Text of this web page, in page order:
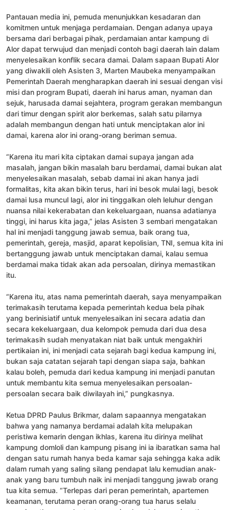
Pantauan media ini, pemuda menunjukkan kesadaran dan
komitmen untuk menjaga perdamaian. Dengan adanya upaya
bersama dari berbagai pihak, perdamaian antar kampung di
Alor dapat terwujud dan menjadi contoh bagi daerah lain dalam
menyelesaikan konflik secara damai. Dalam sapaan Bupati Alor
yang diwakili oleh Asisten 3, Marten Maubeka menyampaikan
Pemerintah Daerah mengharapkan daerah ini sesuai dengan visi
misi dan program Bupati, daerah ini harus aman, nyaman dan
sejuk, harusada damai sejahtera, program gerakan membangun
dari timur dengan spirit alor berkemas, salah satu pilarnya
adalah membangun dengan hati untuk menciptakan alor ini
damai, karena alor ini orang-orang beriman semua.
“Karena itu mari kita ciptakan damai supaya jangan ada
masalah, jangan bikin masalah baru berdamai, damai bukan alat
menyelesaikan masalah, sebab damai ini akan hanya jadi
formalitas, kita akan bikin terus, hari ini besok mulai lagi, besok
damai lusa muncul lagi, alor ini tinggalkan oleh leluhur dengan
nuansa nilai kekerabatan dan kekeluargaan, nuansa adatianya
tinggi, ini harus kita jaga,” jelas Asisten 3 sembari mengatakan
hal ini menjadi tanggung jawab semua, baik orang tua,
pemerintah, gereja, masjid, aparat kepolisian, TNI, semua kita ini
bertanggung jawab untuk menciptakan damai, kalau semua
berdamai maka tidak akan ada persoalan, dirinya memastikan
itu.
“Karena itu, atas nama pemerintah daerah, saya menyampaikan
terimakasih terutama kepada pemerintah kedua bela pihak
yang berinisiatif untuk menyelesaikan ini secara adatia dan
secara kekeluargaan, dua kelompok pemuda dari dua desa
terimakasih sudah menyatakan niat baik untuk mengakhiri
pertikaian ini, ini menjadi cata sejarah bagi kedua kampung ini,
bukan saja catatan sejarah tapi dengan siapa saja, bahkan
kalau boleh, pemuda dari kedua kampung ini menjadi panutan
untuk membantu kita semua menyelesaikan persoalan-
persoalan secara baik diwilayah ini,” pungkasnya.
Ketua DPRD Paulus Brikmar, dalam sapaannya mengatakan
bahwa yang namanya berdamai adalah kita melupakan
peristiwa kemarin dengan ikhlas, karena itu dirinya melihat
kampung domloli dan kampung pisang ini ia ibaratkan sama hal
dengan satu rumah hanya beda kamar saja sehingga kaka adik
dalam rumah yang saling silang pendapat lalu kemudian anak-
anak yang baru tumbuh naik ini menjadi tanggung jawab orang
tua kita semua. “Terlepas dari peran pemerintah, apartemen
keamanan, terutama peran orang-orang tua harus selalu